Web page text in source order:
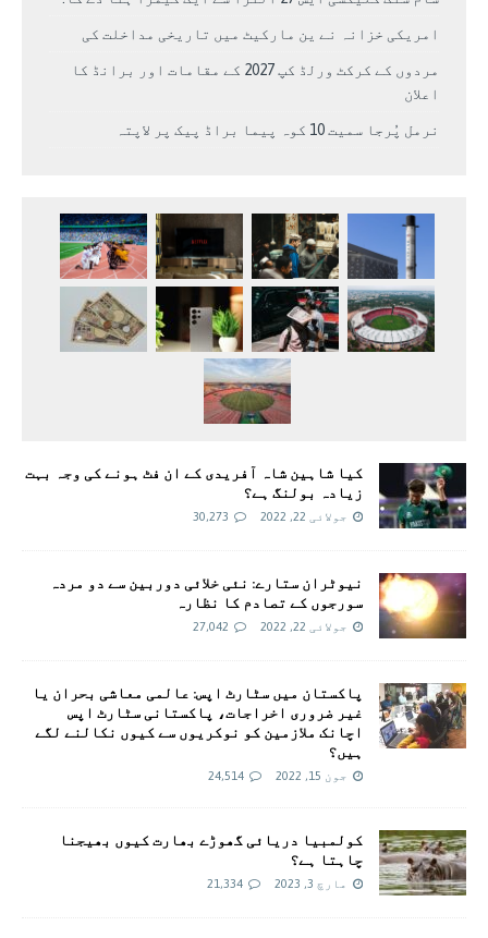
امریکی خزانہ نے ین مارکیٹ میں تاریخی مداخلت کی
مردوں کے کرکٹ ورلڈ کپ 2027 کے مقامات اور برانڈ کا
اعلان
نرمل پُرجا سمیت 10 کوہ پیما براڈ پیک پر لاپتہ
کیا شاہین شاہ آفریدی کے ان فٹ ہونے کی وجہ بہت
زیادہ بولنگ ہے؟
جولائی 22, 2022 30,273
نیوٹران ستارے: نئی خلائی دوربین سے دو مردہ
سورجوں کے تصادم کا نظارہ
جولائی 22, 2022 27,042
پاکستان میں سٹارٹ اپس: عالمی معاشی بحران یا
غیر ضروری اخراجات، پاکستانی سٹارٹ اپس
اچانک ملازمین کو نوکریوں سے کیوں نکالنے لگے
ہیں؟
جون 15, 2022 24,514
کولمبیا دریائی گھوڑے بھارت کیوں بھیجنا
چاہتا ہے؟
مارچ 3, 2023 21,334